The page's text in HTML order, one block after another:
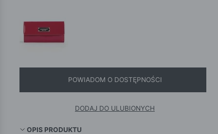
POWIADOM O DOSTĘPNOŚCI
DODAJ DO ULUBIONYCH
OPIS PRODUKTU